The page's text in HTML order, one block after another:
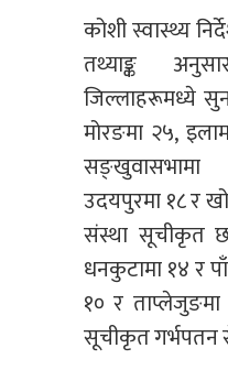
कोशी स्वास्थ्य
तथ्याङ्क
जिल्लाहरूमध्ये
मोरङमा २५,
उदयपुरमा १८ र
संस्था सूचीकृत
धनकुटामा १४ र
१० र
सूचीकृत गर्भपतन